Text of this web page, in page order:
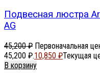
Подвесная люстра
AG
45,200₽ Первоначальная
45,200 ₽.10,850 ₽Текущая
В корзину